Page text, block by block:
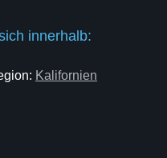
innerhalb:
Kalifornien